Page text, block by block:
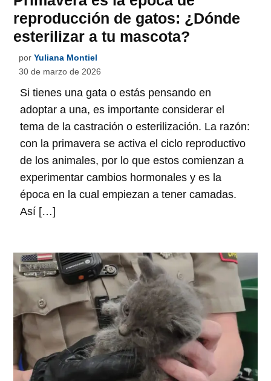
reproducción de gatos: ¿Dónde
esterilizar a tu mascota?
por Yuliana Montiel
30 de marzo de 2026
Si tienes una gata o estás pensando en
adoptar a una, es importante considerar el
tema de la castración o esterilización. La razón:
con la primavera se activa el ciclo reproductivo
de los animales, por lo que estos comienzan a
experimentar cambios hormonales y es la
época en la cual empiezan a tener camadas.
Así […]